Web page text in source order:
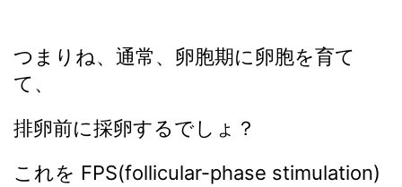
つまりね、通常、卵胞期に卵胞を育て
て、
排卵前に採卵するでしょ？
これを FPS(follicular-phase stimulation)